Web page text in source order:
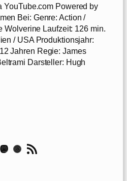
YouTube.com Powered by
Bei: Genre: Action /
Wolverine Laufzeit: 126 min.
/ USA Produktionsjahr:
Jahren Regie: James
Darsteller: Hugh
Mastodon Threads RSS-Feed